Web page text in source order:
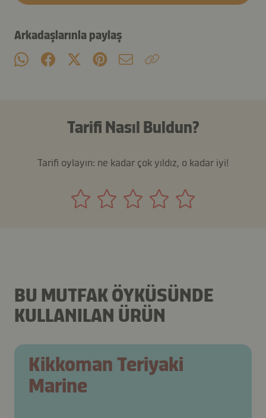
Arkadaşlarınla paylaş
Tarifi Nasıl Buldun?
Tarifi oylayın: ne kadar çok yıldız, o kadar iyi!
BU MUTFAK ÖYKÜSÜNDE
KULLANILAN ÜRÜN
Kikkoman Teriyaki
Marine